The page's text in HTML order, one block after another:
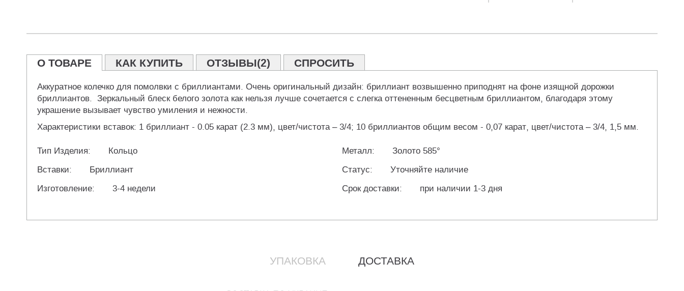
О ТОВАРЕ КАК КУПИТЬ ОТЗЫВЫ(2) СПРОСИТЬ
Аккуратное колечко для помолвки с бриллиантами. Очень оригинальный дизайн: бриллиант возвышенно приподнят на фоне изящной дорожки
бриллиантов. Зеркальный блеск белого золота как нельзя лучше сочетается с слегка оттененным бесцветным бриллиантом, благодаря этому
украшение вызывает чувство умиления и нежности.
Характеристики вставок: 1 бриллиант - 0.05 карат (2.3 мм), цвет/чистота – 3/4; 10 бриллиантов общим весом - 0,07 карат, цвет/чистота – 3/4, 1,5 мм.
Тип Изделия: Кольцо Металл:
Золото 585°
Вставки:
Бриллиант Статус:
Уточняйте наличие
Изготовление:
3-4 недели Срок доставки: при наличии 1-3 дня
УПАКОВКА ДОСТАВКА